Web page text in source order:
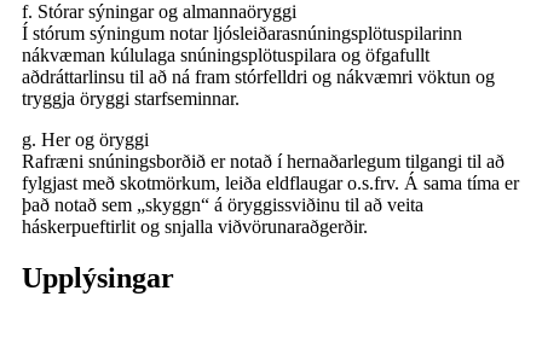
f. Stórar sýningar og almannaöryggi
Í stórum sýningum notar ljósleiðarasnúningsplötuspilarinn
nákvæman kúlulaga snúningsplötuspilara og öfgafullt
aðdráttarlinsu til að ná fram stórfelldri og nákvæmri vöktun og
tryggja öryggi starfseminnar.
g. Her og öryggi
Rafræni snúningsborðið er notað í hernaðarlegum tilgangi til að
fylgjast með skotmörkum, leiða eldflaugar o.s.frv. Á sama tíma er
það notað sem „skyggn“ á öryggissviðinu til að veita
háskerpueftirlit og snjalla viðvörunaraðgerðir.
Upplýsingar